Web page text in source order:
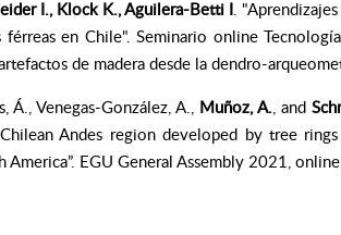
I., Klock K., Aguilera-Betti I .
férreas en Chile". Seminario online
de madera desde la dendro-
Á., Venegas-González, A., Muñoz, A. , and
Andes region developed by tree
America”. EGU General Assembly 2021,